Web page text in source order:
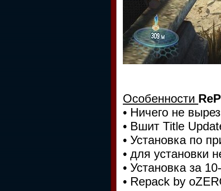
Особенности
• Ничего не
• Вшит Title
• Установка по
• для установки
• Установка за
• Repack by